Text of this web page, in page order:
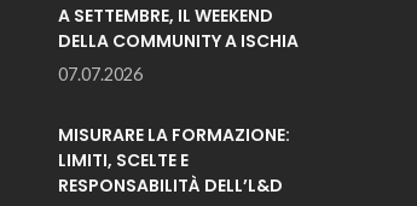
A SETTEMBRE, IL WEEKEND
DELLA COMMUNITY A ISCHIA
07.07.2026
MISURARE LA FORMAZIONE:
LIMITI, SCELTE E
RESPONSABILITÀ DELL’L&D